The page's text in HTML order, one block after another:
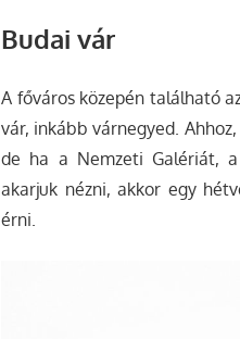
Budai vár
A főváros közepén található
vár, inkább várnegyed.
de ha a Nemzeti Galériát,
akarjuk nézni, akkor egy
érni.